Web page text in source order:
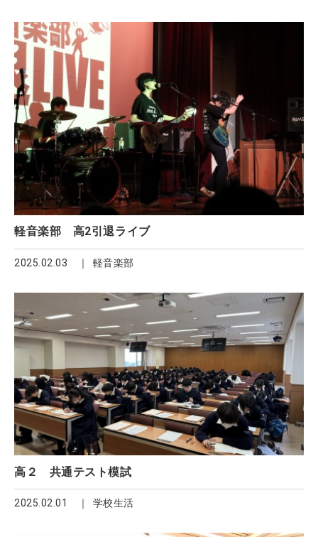
軽音楽部 高2引退ライブ
2025.02.03 軽音楽部
高２ 共通テスト模試
2025.02.01 学校生活